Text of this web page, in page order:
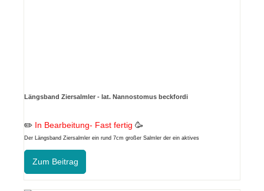
Längsband Ziersalmler - lat. Nannostomus beckfordi
✏️ In Bearbeitung- Fast fertig 🥳
Der Längsband Ziersalmler ein rund 7cm großer Salmler der ein aktives
Zum Beitrag